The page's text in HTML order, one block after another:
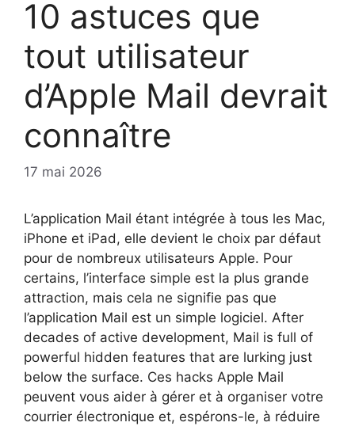
10 astuces que
tout utilisateur
d’Apple Mail devrait
connaître
17 mai 2026
L’application Mail étant intégrée à tous les Mac,
iPhone et iPad, elle devient le choix par défaut
pour de nombreux utilisateurs Apple. Pour
certains, l’interface simple est la plus grande
attraction, mais cela ne signifie pas que
l’application Mail est un simple logiciel. After
decades of active development, Mail is full of
powerful hidden features that are lurking just
below the surface. Ces hacks Apple Mail
peuvent vous aider à gérer et à organiser votre
courrier électronique et, espérons-le, à réduire